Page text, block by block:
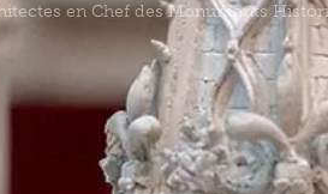
en Chef des Monuments